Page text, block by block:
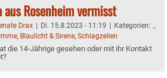
aus Rosenheim vermisst
Drax | Di. 15.8.2023 - 11:19 | Kategorien: .,
, Blaulicht & Sirene, Schlagzeilen
die 14-Jährige gesehen oder mit ihr Kontakt